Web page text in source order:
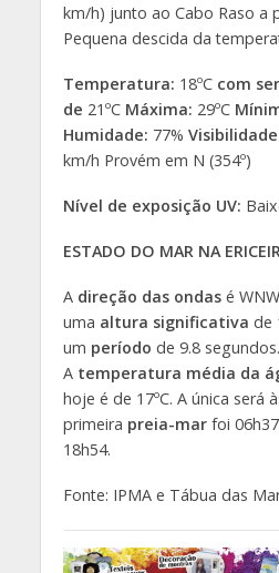
km/h) junto ao Cabo Raso a
Pequena descida da
Temperatura: 18ºC com
de 21ºC Máxima: 29ºC
Humidade: 77%
km/h Provém em N (354º)
Nível de exposição UV:
ESTADO DO MAR NA
A direção das ondasé
uma altura significativa de
um período de 9.8 segundos.
A temperatura média da
hoje é de 17ºC. A única será
primeira preia-mar foi
18h54.
Fonte: IPMA e Tábua das